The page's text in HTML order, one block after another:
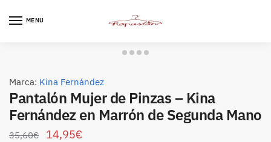
MENU
Marca: Kina Fernández
Pantalón Mujer de Pinzas – Kina
Fernández en Marrón de Segunda Mano
35,60€ 14,95€